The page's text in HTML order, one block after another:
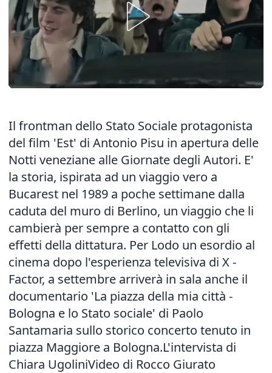
Il frontman dello Stato Sociale protagonista
del film 'Est' di Antonio Pisu in apertura delle
Notti veneziane alle Giornate degli Autori. E'
la storia, ispirata ad un viaggio vero a
Bucarest nel 1989 a poche settimane dalla
caduta del muro di Berlino, un viaggio che li
cambierà per sempre a contatto con gli
effetti della dittatura. Per Lodo un esordio al
cinema dopo l'esperienza televisiva di X -
Factor, a settembre arriverà in sala anche il
documentario 'La piazza della mia città -
Bologna e lo Stato sociale' di Paolo
Santamaria sullo storico concerto tenuto in
piazza Maggiore a Bologna.L'intervista di
Chiara UgoliniVideo di Rocco Giurato